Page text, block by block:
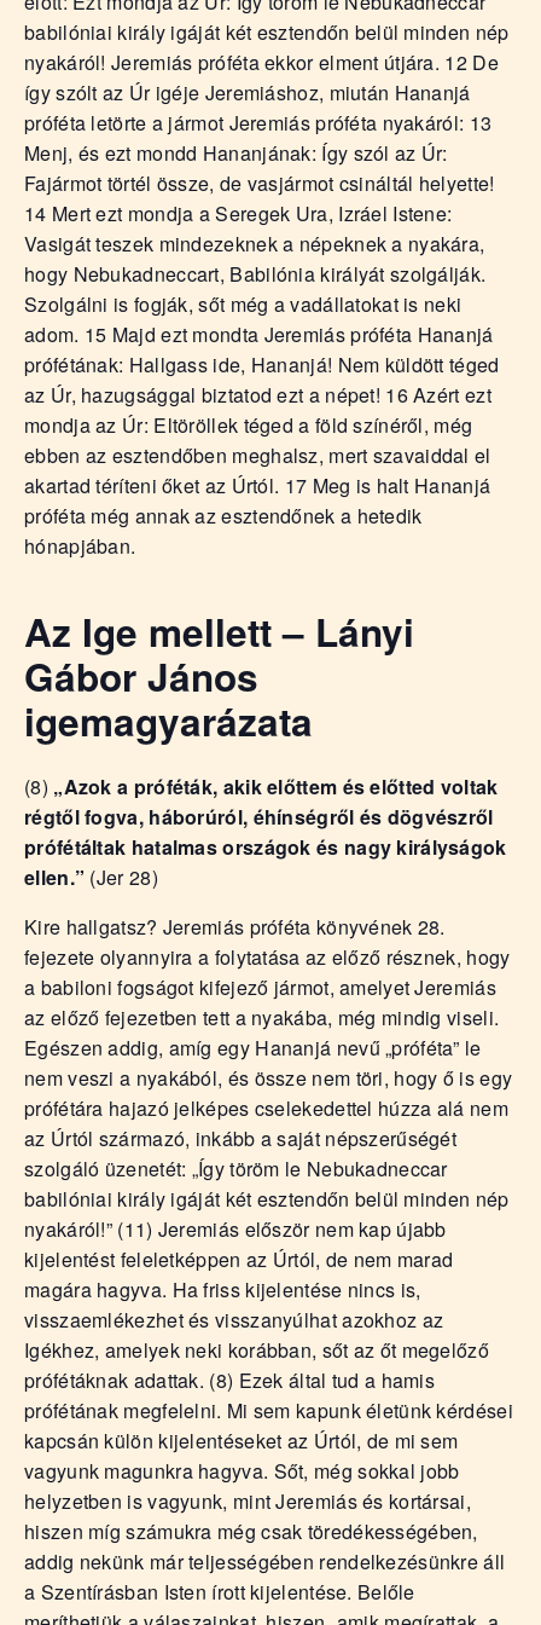
babilóniai király igáját két esztendőn belül minden nép
nyakáról! Jeremiás próféta ekkor elment útjára. 12 De
így szólt az Úr igéje Jeremiáshoz, miután Hananjá
próféta letörte a jármot Jeremiás próféta nyakáról: 13
Menj, és ezt mondd Hananjának: Így szól az Úr:
Fajármot törtél össze, de vasjármot csináltál helyette!
14 Mert ezt mondja a Seregek Ura, Izráel Istene:
Vasigát teszek mindezeknek a népeknek a nyakára,
hogy Nebukadneccart, Babilónia királyát szolgálják.
Szolgálni is fogják, sőt még a vadállatokat is neki
adom. 15 Majd ezt mondta Jeremiás próféta Hananjá
prófétának: Hallgass ide, Hananjá! Nem küldött téged
az Úr, hazugsággal biztatod ezt a népet! 16 Azért ezt
mondja az Úr: Eltöröllek téged a föld színéről, még
ebben az esztendőben meghalsz, mert szavaiddal el
akartad téríteni őket az Úrtól. 17 Meg is halt Hananjá
próféta még annak az esztendőnek a hetedik
hónapjában.
Az Ige mellett – Lányi
Gábor János
igemagyarázata
(8) „Azok a próféták, akik előttem és előtted voltak
régtől fogva, háborúról, éhínségről és dögvészről
prófétáltak hatalmas országok és nagy királyságok
ellen.” (Jer 28)
Kire hallgatsz? Jeremiás próféta könyvének 28.
fejezete olyannyira a folytatása az előző résznek, hogy
a babiloni fogságot kifejező jármot, amelyet Jeremiás
az előző fejezetben tett a nyakába, még mindig viseli.
Egészen addig, amíg egy Hananjá nevű „próféta” le
nem veszi a nyakából, és össze nem töri, hogy ő is egy
prófétára hajazó jelképes cselekedettel húzza alá nem
az Úrtól származó, inkább a saját népszerűségét
szolgáló üzenetét: „Így töröm le Nebukadneccar
babilóniai király igáját két esztendőn belül minden nép
nyakáról!” (11) Jeremiás először nem kap újabb
kijelentést feleletképpen az Úrtól, de nem marad
magára hagyva. Ha friss kijelentése nincs is,
visszaemlékezhet és visszanyúlhat azokhoz az
Igékhez, amelyek neki korábban, sőt az őt megelőző
prófétáknak adattak. (8) Ezek által tud a hamis
prófétának megfelelni. Mi sem kapunk életünk kérdései
kapcsán külön kijelentéseket az Úrtól, de mi sem
vagyunk magunkra hagyva. Sőt, még sokkal jobb
helyzetben is vagyunk, mint Jeremiás és kortársai,
hiszen míg számukra még csak töredékességében,
addig nekünk már teljességében rendelkezésünkre áll
a Szentírásban Isten írott kijelentése. Belőle